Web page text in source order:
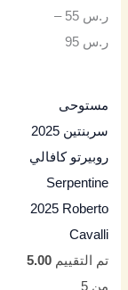
ر.س 55
–
ر.س 95
مستوحى
سربنتين 2025
روبيرتو كافالي
Serpentine
2025 Roberto
Cavalli
تم التقييم5.00
من 5